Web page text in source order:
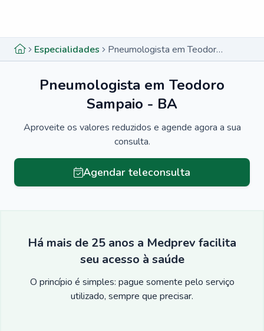
Especialidades Pneumologista em Teodoro Sampaio - BA
Pneumologista em Teodoro
Sampaio - BA
Aproveite os valores reduzidos e agende agora a sua
consulta.
Agendar teleconsulta
Há mais de 25 anos a Medprev facilita
seu acesso à saúde
O princípio é simples: pague somente pelo serviço
utilizado, sempre que precisar.